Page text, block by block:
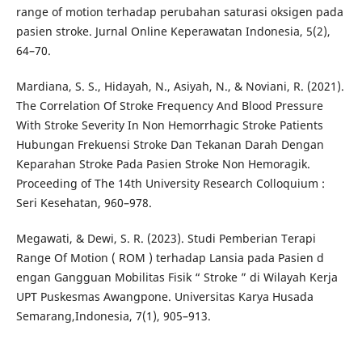
range of motion terhadap perubahan saturasi oksigen pada
pasien stroke. Jurnal Online Keperawatan Indonesia, 5(2),
64–70.
Mardiana, S. S., Hidayah, N., Asiyah, N., & Noviani, R. (2021).
The Correlation Of Stroke Frequency And Blood Pressure
With Stroke Severity In Non Hemorrhagic Stroke Patients
Hubungan Frekuensi Stroke Dan Tekanan Darah Dengan
Keparahan Stroke Pada Pasien Stroke Non Hemoragik.
Proceeding of The 14th University Research Colloquium :
Seri Kesehatan, 960–978.
Megawati, & Dewi, S. R. (2023). Studi Pemberian Terapi
Range Of Motion ( ROM ) terhadap Lansia pada Pasien d
engan Gangguan Mobilitas Fisik “ Stroke ” di Wilayah Kerja
UPT Puskesmas Awangpone. Universitas Karya Husada
Semarang,Indonesia, 7(1), 905–913.